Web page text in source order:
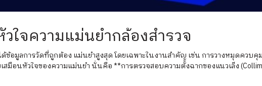
จความแม่นยำกล้องสำรวจ
ด้ข้อมูลการวัดที่ถูกต้อง แม่นยำสูงสุด โดยเฉพาะในงานสำคัญ เช่น การวางหมุดคว
มือนหัวใจของความแม่นยำ นั่นคือ **การตรวจสอบความตั้งฉากของแนวเล็ง